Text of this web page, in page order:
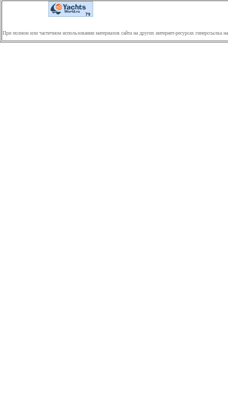
При полном или частичном использовании материалов сайта на других интернет-ресурсах гиперссылка